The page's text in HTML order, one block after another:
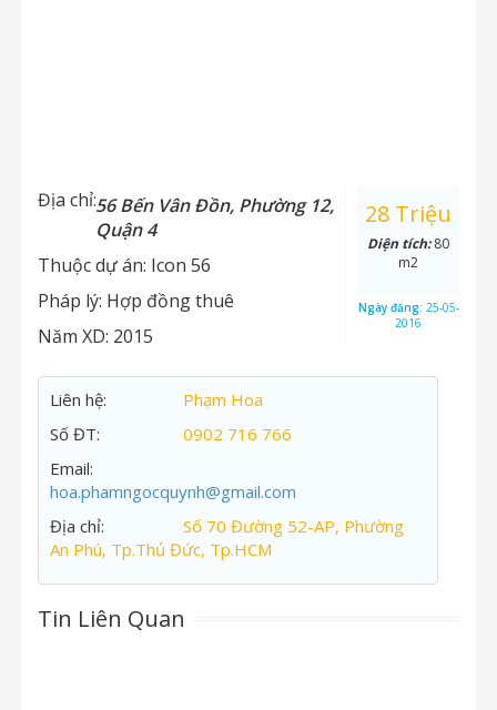
Địa chỉ:56 Bến Vân Đồn, Phường 12,
Quận 4
Thuộc dự án: Icon 56
Pháp lý: Hợp đồng thuê
Năm XD: 2015
28 Triệu
Diện tích:80
m2
Ngày đăng: 25-05-
2016
Liên hệ:
Phạm Hoa
Số ĐT:
0902 716 766
Email:
hoa.phamngocquynh@gmail.com
Địa chỉ:
Số 70 Đường 52-AP, Phường
An Phú, Tp.Thủ Đức, Tp.HCM
Tin Liên Quan